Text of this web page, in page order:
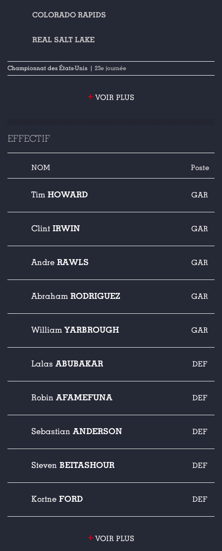
COLORADO RAPIDS
REAL SALT LAKE
Championnat des États-Unis | 23e journée
+ VOIR PLUS
EFFECTIF
NOM Poste
Tim HOWARD GAR
Clint IRWIN GAR
Andre RAWLS GAR
Abraham RODRIGUEZ GAR
William YARBROUGH GAR
Lalas ABUBAKAR DEF
Robin AFAMEFUNA DEF
Sebastian ANDERSON DEF
Steven BEITASHOUR DEF
Kortne FORD DEF
+ VOIR PLUS